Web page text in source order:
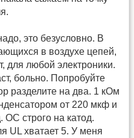
это безусловно. В
в воздухе цепей,
для любой электроники.
больно. Попробуйте
разделите на два. 1 кОм
от 220 мкф и
ОС строго на катод.
UL хватает 5. У меня